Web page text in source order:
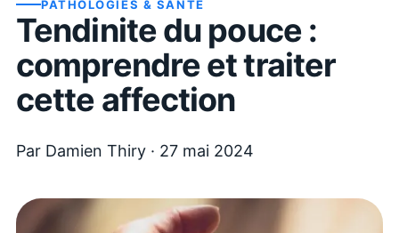
PATHOLOGIES & SANTÉ
Tendinite du pouce :
comprendre et traiter
cette affection
Par Damien Thiry · 27 mai 2024